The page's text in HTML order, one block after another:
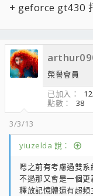
+ geforce gt430
榮譽會員
已加入
點數
38
3/3/13
yiuzelda 說：
嗯之前有考慮過雙系
不過那又會是一個
釋放記憶體還有超